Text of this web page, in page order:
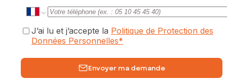
J’ai lu et j’accepte la Politique de Protection des
Données Personnelles*
Envoyer ma demande